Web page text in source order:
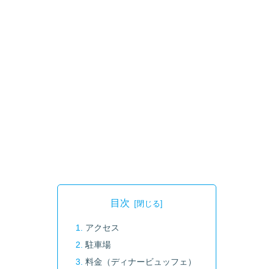
目次
アクセス
駐車場
料金（ディナービュッフェ）